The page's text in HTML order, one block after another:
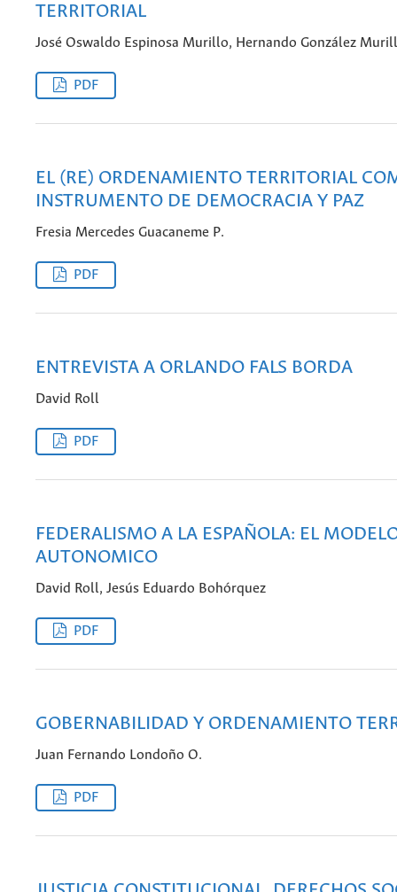
TERRITORIAL
José Oswaldo Espinosa Murillo, Hernando González
PDF
EL (RE) ORDENAMIENTO TERRITORIAL
INSTRUMENTO DE DEMOCRACIA Y PAZ
Fresia Mercedes Guacaneme P.
PDF
ENTREVISTA A ORLANDO FALS BORDA
David Roll
PDF
FEDERALISMO A LA ESPAÑOLA: EL
AUTONOMICO
David Roll, Jesús Eduardo Bohórquez
PDF
GOBERNABILIDAD Y ORDENAMIENTO
Juan Fernando Londoño O.
PDF